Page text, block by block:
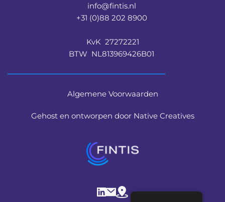
info@fintis.nl
+31 (0)88 202 8900
KvK  27272221
BTW  NL813969426B01
Algemene Voorwaarden
Gehost en ontworpen door Native Creatives